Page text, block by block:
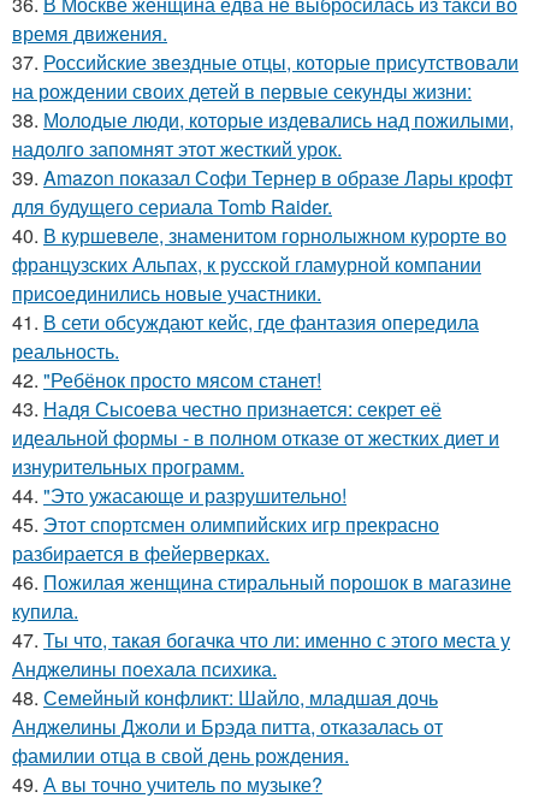
время движения.
37. Российские звездные отцы, которые присутствовали
на рождении своих детей в первые секунды жизни:
38. Молодые люди, которые издевались над пожилыми,
надолго запомнят этот жесткий урок.
39. Amazon показал Софи Тернер в образе Лары крофт
для будущего сериала Tomb Raider.
40. В куршевеле, знаменитом горнолыжном курорте во
французских Альпах, к русской гламурной компании
присоединились новые участники.
41. В сети обсуждают кейс, где фантазия опередила
реальность.
42. "Ребёнок просто мясом станет!
43. Надя Сысоева честно признается: секрет её
идеальной формы - в полном отказе от жестких диет и
изнурительных программ.
44. "Это ужасающе и разрушительно!
45. Этот спортсмен олимпийских игр прекрасно
разбирается в фейерверках.
46. Пожилая женщина стиральный порошок в магазине
купила.
47. Ты что, такая богачка что ли: именно с этого места у
Анджелины поехала психика.
48. Семейный конфликт: Шайло, младшая дочь
Анджелины Джоли и Брэда питта, отказалась от
фамилии отца в свой день рождения.
49. А вы точно учитель по музыке?